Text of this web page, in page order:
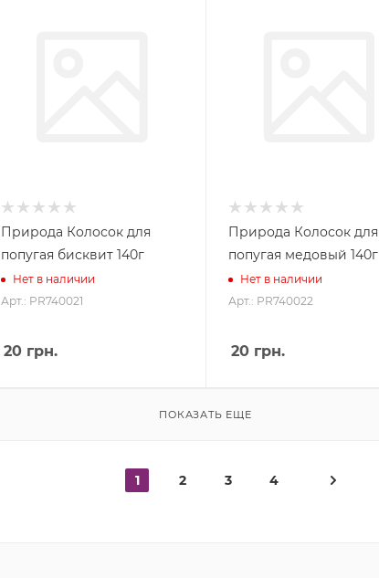
Природа Колосок для
попугая бисквит 140г
Нет в наличии
Арт.: PR740021
20 грн.
Природа Колосок для
попугая медовый 140г
Нет в наличии
Арт.: PR740022
20грн.
ПОКАЗАТЬ ЕЩЕ
1 2 3 4